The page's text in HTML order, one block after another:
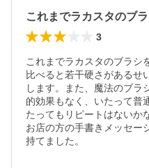
3
これまでラカスタのブラシ
比べると若干硬さがあるせ
します。また、魔法のブラ
的効果もなく、いたって普
たってもリピートはないか
お店の方の手書きメッセー
持てました。